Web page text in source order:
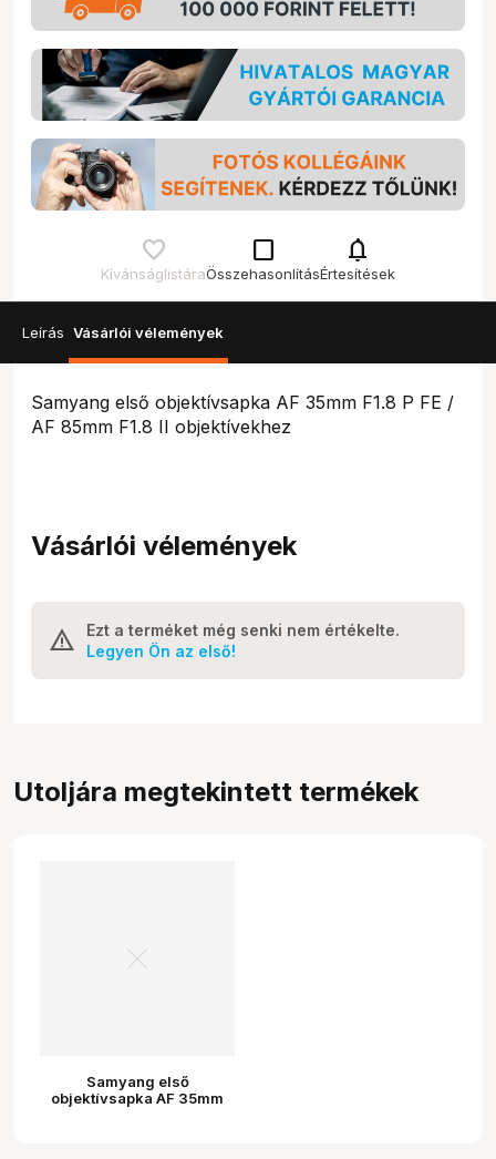
Kívánságlistára
check_box_outline_blank
Összehasonlítás
notifications
Értesítések
Leírás Vásárlói vélemények
Samyang első objektívsapka AF 35mm F1.8 P FE /
AF 85mm F1.8 II objektívekhez
Vásárlói vélemények
Ezt a terméket még senki nem értékelte.
Legyen Ön az első!
Utoljára megtekintett termékek
Samyang első
objektívsapka AF 35mm